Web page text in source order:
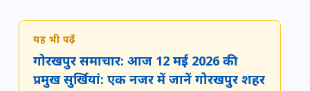
यह भी पढ़ें
गोरखपुर समाचार: आज 12 मई 2026 की
प्रमुख सुर्खियां: एक नजर में जानें गोरखपुर शहर